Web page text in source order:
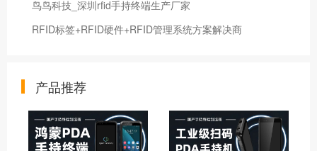
鸟鸟科技_深圳rfid手持终端生产厂家
RFID标签+RFID硬件+RFID管理系统方案解决商
产品推荐